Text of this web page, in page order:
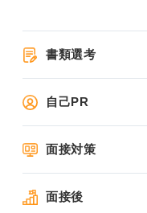
書類選考
自己PR
面接対策
面接後